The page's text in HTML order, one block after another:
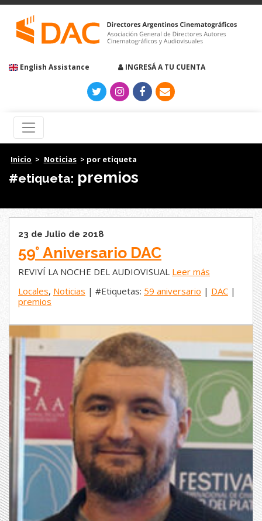
English Assistance INGRESÁ A TU CUENTA
Inicio > Noticias > por etiqueta
#etiqueta: premios
23 de Julio de 2018
59° Aniversario DAC
REVIVÍ LA NOCHE DEL AUDIOVISUAL Leer más
Locales, Noticias | #Etiquetas: 59 aniversario | DAC |
premios